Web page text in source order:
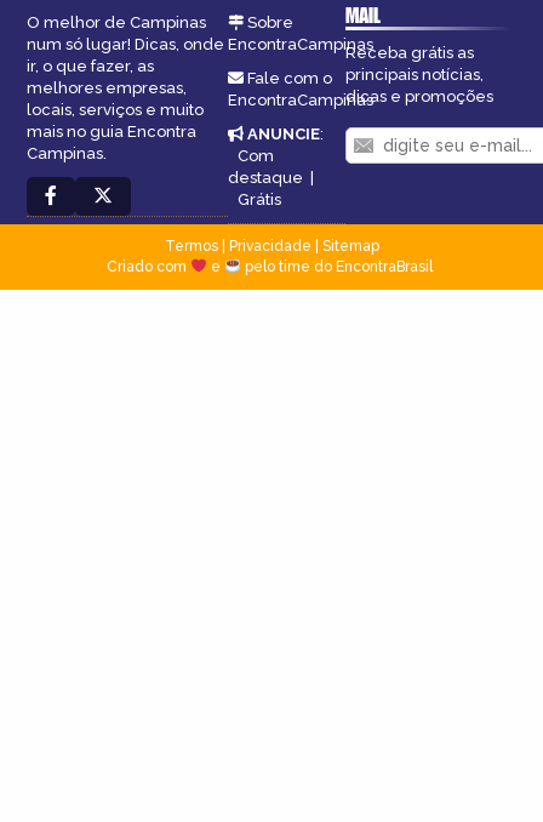
O melhor de Campinas
num só lugar! Dicas, onde
ir, o que fazer, as
melhores empresas,
locais, serviços e muito
mais no guia Encontra
Campinas.
Sobre
EncontraCampinas
Fale com o
EncontraCampinas
ANUNCIE:
Com
destaque |
Grátis
MAIL
Receba grátis as
principais notícias,
dicas e promoções
Termos| Privacidade
Sitemap
Criado com
e pelo time do EncontraBrasil